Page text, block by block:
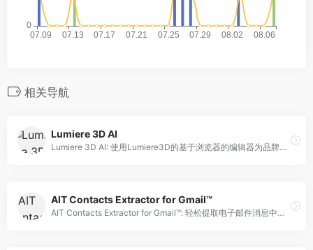
相关导航
Lumiere 3D AI
Lumiere 3D AI: 使用Lumiere3D的基于浏览器的编辑器为品牌的数字化展示创建引人入胜的三维电影产品视频。
AIT Contacts Extractor for Gmail™
AIT Contacts Extractor for Gmail™: 轻松提取电子邮件消息中的联系人信息。